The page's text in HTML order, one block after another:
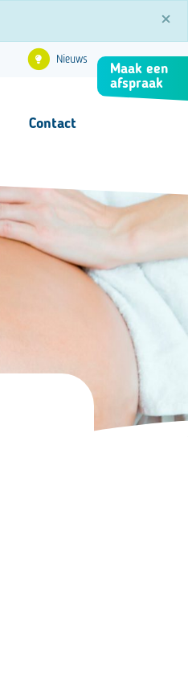
×
Nieuws
Contact
FAQ
Maak een
afspraak